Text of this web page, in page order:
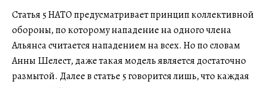
Статья 5 НАТО предусматривает принцип коллективной
обороны, по которому нападение на одного члена
Альянса считается нападением на всех. Но по словам
Анны Шелест, даже такая модель является достаточно
размытой. Далее в статье 5 говорится лишь, что каждая